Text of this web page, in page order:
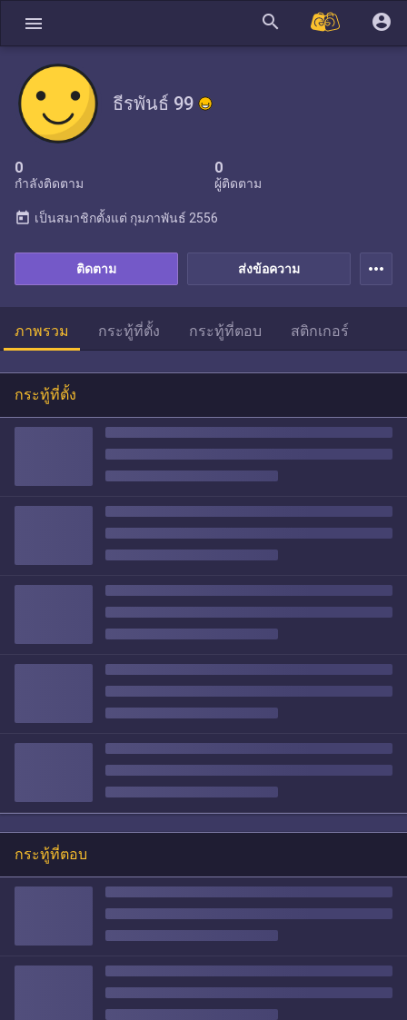
menu search account_circle
ธีรพันธ์ 99
0
กำลังติดตาม
0
ผู้ติดตาม
ส่งข้อความ
ติดตาม
today เป็นสมาชิกตั้งแต่ กุมภาพันธ์ 2556
more_horiz
ภาพรวม กระทู้ที่ตั้ง กระทู้ที่ตอบ สติกเกอร์
กระทู้ที่ตั้ง
กระทู้ที่ตอบ